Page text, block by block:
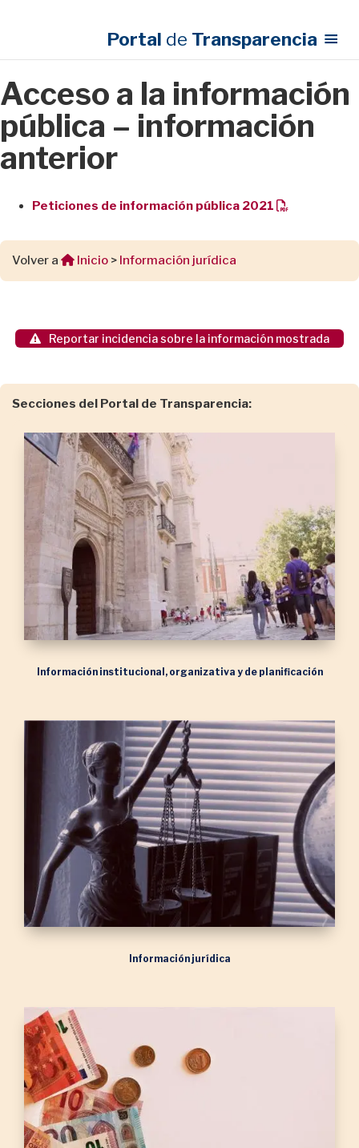
Portal de Transparencia
Acceso a la información
pública – información
anterior
Peticiones de información pública 2021
Volver a Inicio > Información jurídica
Reportar incidencia sobre la información mostrada
Secciones del Portal de Transparencia:
Información institucional, organizativa y de planificación
Información jurídica